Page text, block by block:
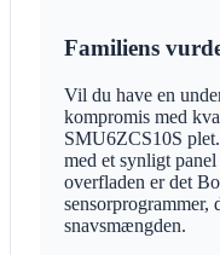
Familiens
Vil du have en
kompromis med
SMU6ZCS10S
med et synligt
overfladen er det
sensorprogrammer,
snavsmængden.